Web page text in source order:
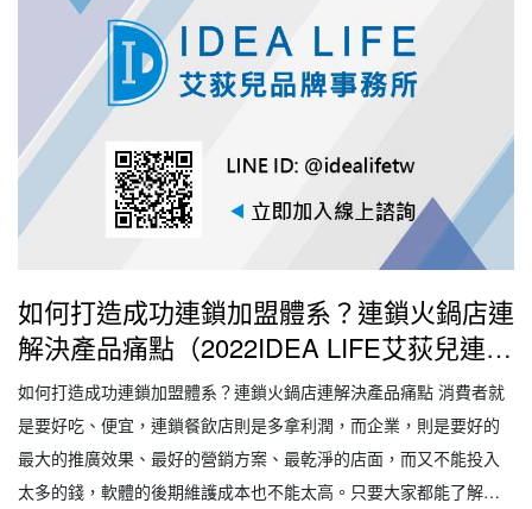
如何打造成功連鎖加盟體系？連鎖火鍋店連
解決產品痛點（2022IDEA LIFE艾荻兒連鎖
品牌餐飲設計｜創業加盟｜連鎖加盟｜餐飲
設計｜餐飲規劃｜餐飲顧問｜餐飲行銷｜創
業開店餐飲顧問｜餐飲設備商業空間規劃｜
線上創業連鎖加盟設計）
如何打造成功連鎖加盟體系？連鎖火鍋店連解決產品痛點 消費者就
是要好吃、便宜，連鎖餐飲店則是多拿利潤，而企業，則是要好的
最大的推廣效果、最好的營銷方案、最乾淨的店面，而又不能投入
太多的錢，軟體的後期維護成本也不能太高。只要大家都能了解了